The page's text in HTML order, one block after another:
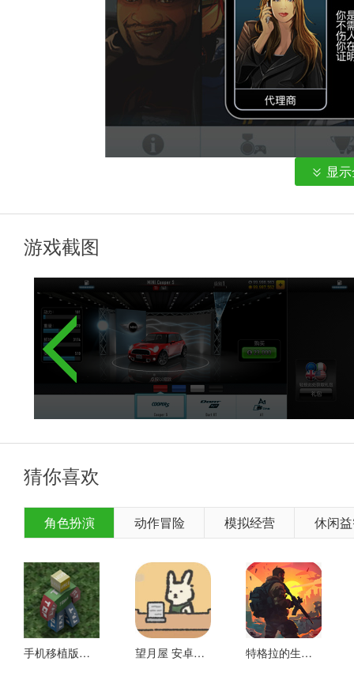
3、点击油门按钮，保持良好的启动；
显
游戏截图
猜你喜欢
角色扮演 动作冒险 模拟经营 休闲
手机移植版未转换 安卓版 望月屋 安卓下载 特格拉的生存技术和施工 好玩的